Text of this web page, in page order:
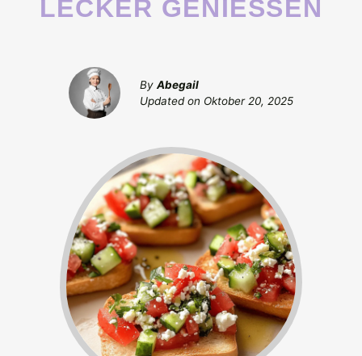
LECKER GENIESSEN
By Abegail
Updated on Oktober 20, 2025